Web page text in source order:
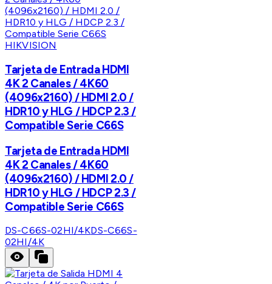
HIKVISION
Tarjeta de Entrada HDMI
4K 2 Canales / 4K60
(4096x2160) / HDMI 2.0 /
HDR10 y HLG / HDCP 2.3 /
Compatible Serie C66S
Tarjeta de Entrada HDMI
4K 2 Canales / 4K60
(4096x2160) / HDMI 2.0 /
HDR10 y HLG / HDCP 2.3 /
Compatible Serie C66S
DS-C66S-02HI/4KDS-C66S-
02HI/4K